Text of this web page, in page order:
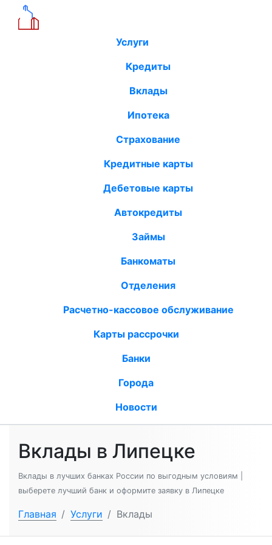
Услуги
Кредиты
Вклады
Ипотека
Страхование
Кредитные карты
Дебетовые карты
Автокредиты
Займы
Банкоматы
Отделения
Расчетно-кассовое обслуживание
Карты рассрочки
Банки
Города
Новости
Вклады в Липецке
Вклады в лучших банках России по выгодным условиям |
выберете лучший банк и оформите заявку в Липецке
Главная / Услуги / Вклады